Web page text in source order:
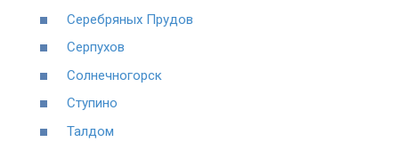
Серебряных Прудов
Серпухов
Солнечногорск
Ступино
Талдом